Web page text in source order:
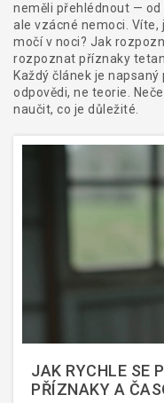
neměli přehlédnout —
ale vzácné nemoci.
močí v noci? Jak
rozpoznat příznaky
Každý článek je
odpovědi, ne teorie.
naučit, co je důležité.
JAK RYCHLE SE
PŘÍZNAKY A